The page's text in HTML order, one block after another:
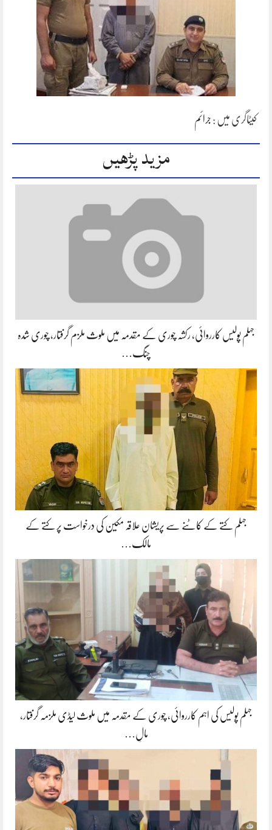
کیٹاگری میں : جرائم
مزید پڑھیں
جہلم پولیس کارروائی، رکشہ چوری کے مقدمہ میں ملوث ملزم گرفتار، چوری شدہ
چنگ…
جہلم کتے کے کاٹنے سے پریشان علاقہ مکین کی درخواست پر کتے کے
مالک…
جہلم پولیس کی اہم کارروائی، چوری کے مقدمہ میں ملوث لیڈی ملزمہ گرفتار،
مالِ…